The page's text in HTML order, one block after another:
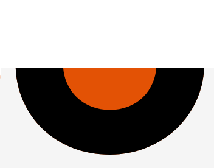
| 1 | 119,83 | | 101052 | Envase 100